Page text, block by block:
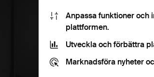
Anpassa funktioner och
plattformen.
Utveckla och förbättra
Marknadsföra nyheter